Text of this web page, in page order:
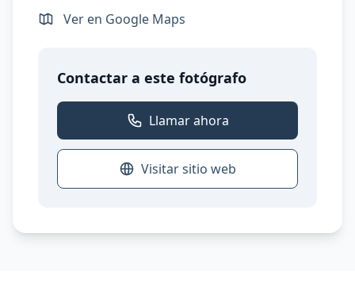
Ver en Google Maps
Contactar a este fotógrafo
Llamar ahora
Visitar sitio web